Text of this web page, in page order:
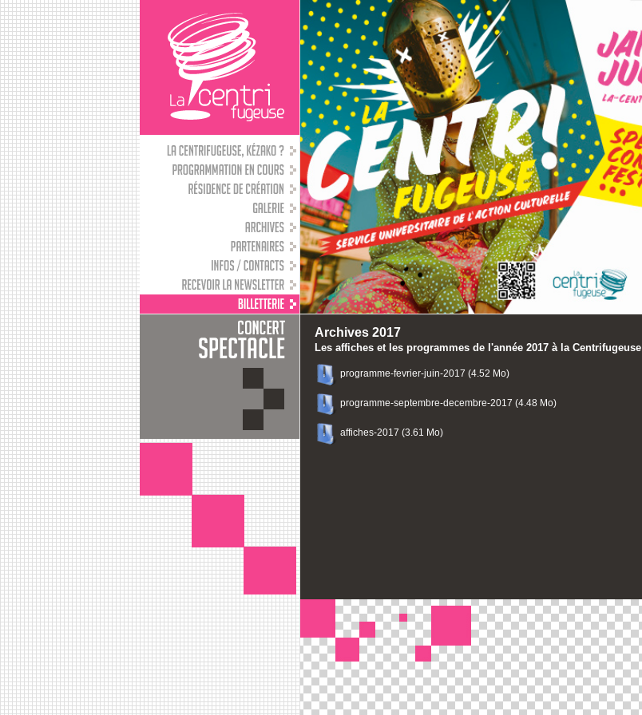
Archives 2017
Les affiches et les programmes de l'année 2017 à la Centrifugeuse
programme-fevrier-juin-2017 (4.52 Mo)
programme-septembre-decembre-2017 (4.48 Mo)
affiches-2017 (3.61 Mo)